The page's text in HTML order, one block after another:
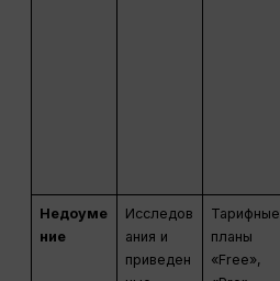
Недоуме
ние
Исследов
ания и
приведен
Тарифные
планы
«Free»,